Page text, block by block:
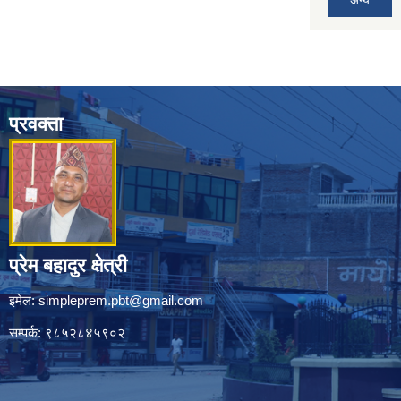
प्रवक्ता
प्रेम बहादुर क्षेत्री
इमेल:simpleprem.pbt@gmail.com
सम्पर्क: ९८५२८४५९०२